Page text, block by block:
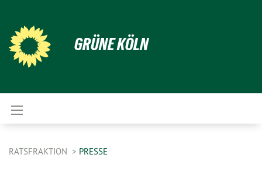
GRÜNE KÖLN
RATSFRAKTION PRESSE